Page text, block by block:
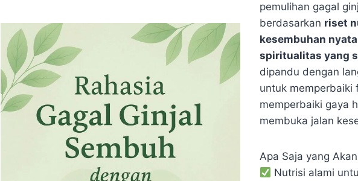
pemulihan gagal
berdasarkan riset
kesembuhan nyata
spiritualitas yang
dipandu dengan
untuk memperbaiki
memperbaiki gaya
membuka jalan
Apa Saja yang
Nutrisi alami